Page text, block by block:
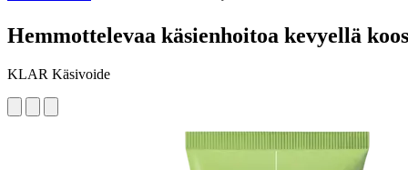
Hemmottelevaa käsienhoitoa kevyellä
KLAR Käsivoide